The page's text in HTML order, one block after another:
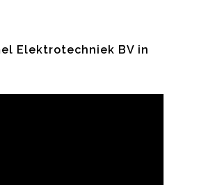
Elektrotechniek BV in